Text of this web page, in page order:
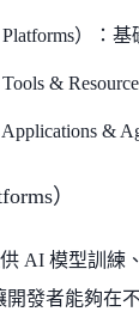
）：基
&
&
）
AI 模型訓練
開發者能夠在